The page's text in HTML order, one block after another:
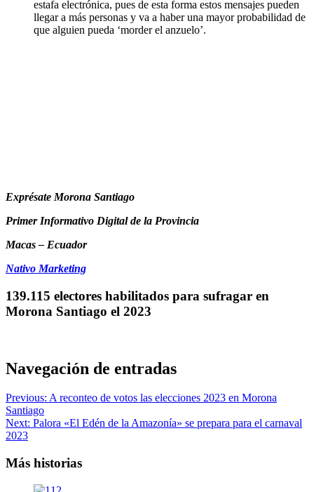
estafa electrónica, pues de esta forma estos mensajes pueden
llegar a más personas y va a haber una mayor probabilidad de
que alguien pueda ‘morder el anzuelo’.
Exprésate Morona Santiago
Primer Informativo Digital de la Provincia
Macas – Ecuador
Nativo Marketing
139.115 electores habilitados para sufragar en
Morona Santiago el 2023
Navegación de entradas
Previous: A reconteo de votos las elecciones 2023 en Morona
Santiago
Next: Palora «El Edén de la Amazonía» se prepara para el carnaval
2023
Más historias